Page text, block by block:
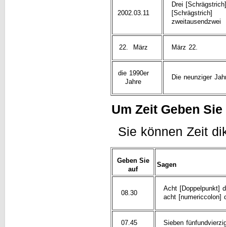
2002.03.11
Drei
[Schrägstrich]
zweitausendzwei
22. März März 22.
die 1990er
Jahre
Die neunziger
Um Zeit Geben Sie
Sie können Zeit
Geben Sie
auf
Sagen
08.30
Acht [Doppelpunkt]
acht [numericcolon]
07.45 Sieben